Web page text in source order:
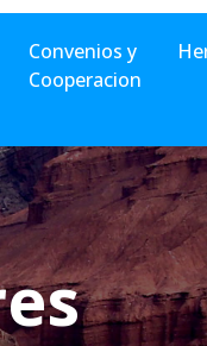
Convenios y
Cooperacion